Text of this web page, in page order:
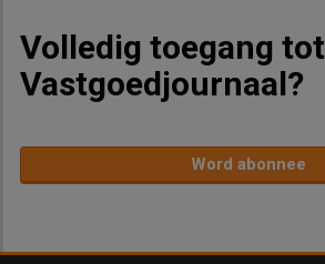
Volledig toegang tot
Vastgoedjournaal?
Word abonnee